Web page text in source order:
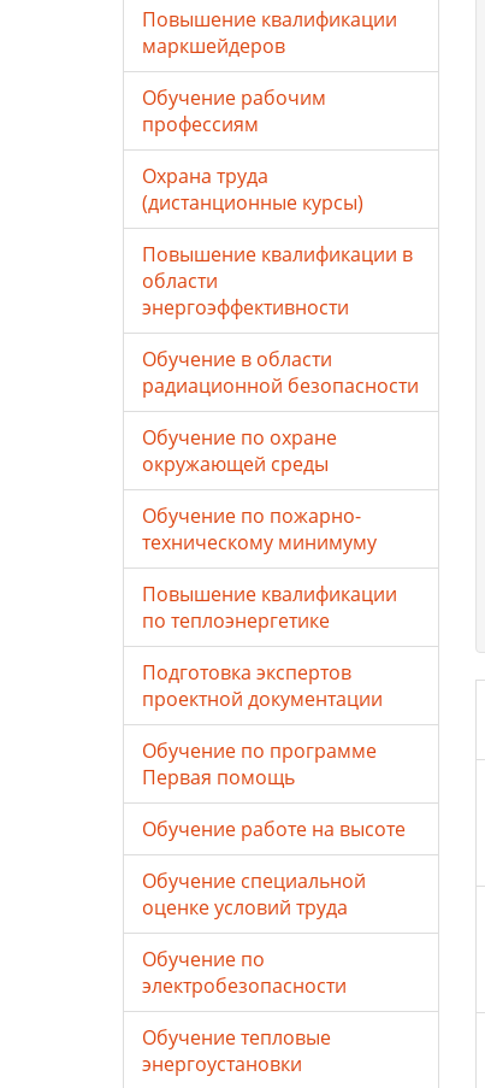
Повышение квалификации
маркшейдеров
Обучение рабочим
профессиям
Охрана труда
(дистанционные курсы)
Повышение квалификации в
области
энергоэффективности
Обучение в области
радиационной безопасности
Обучение по охране
окружающей среды
Обучение по пожарно-
техническому минимуму
Повышение квалификации
по теплоэнергетике
Подготовка экспертов
проектной документации
Обучение по программе
Первая помощь
Обучение работе на высоте
Обучение специальной
оценке условий труда
Обучение по
электробезопасности
Обучение тепловые
энергоустановки